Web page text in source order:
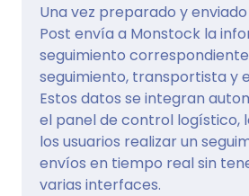
Una vez preparado y
Post envía a Monstock la
seguimiento
seguimiento, transportista y
Estos datos se integran
el panel de control logístico,
los usuarios realizar un
envíos en tiempo real sin
varias interfaces.